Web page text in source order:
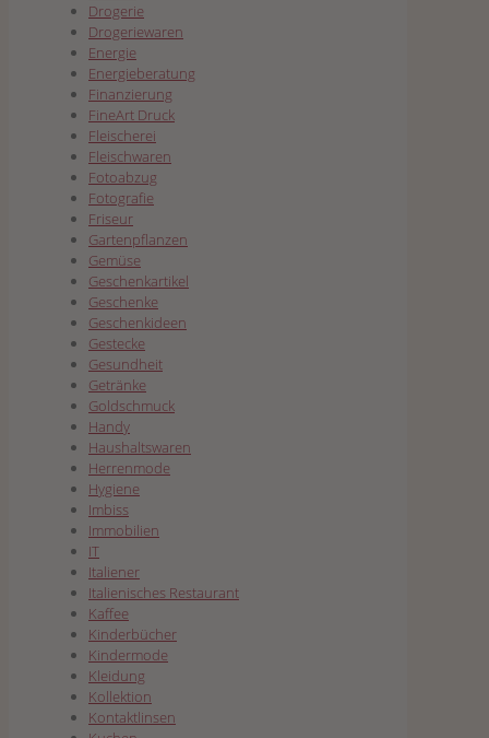
Drogerie
Drogeriewaren
Energie
Energieberatung
Finanzierung
FineArt Druck
Fleischerei
Fleischwaren
Fotoabzug
Fotografie
Friseur
Gartenpflanzen
Gemüse
Geschenkartikel
Geschenke
Geschenkideen
Gestecke
Gesundheit
Getränke
Goldschmuck
Handy
Haushaltswaren
Herrenmode
Hygiene
Imbiss
Immobilien
IT
Italiener
Italienisches Restaurant
Kaffee
Kinderbücher
Kindermode
Kleidung
Kollektion
Kontaktlinsen